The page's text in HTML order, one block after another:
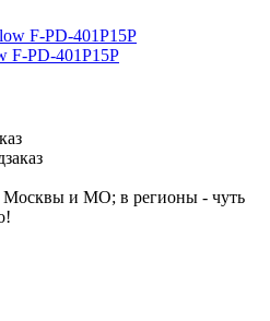
F-PD-401P15P
Москвы и МО; в регионы - чуть